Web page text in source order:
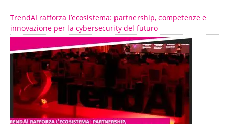
TrendAI rafforza l’ecosistema: partnership, competenze e
innovazione per la cybersecurity del futuro